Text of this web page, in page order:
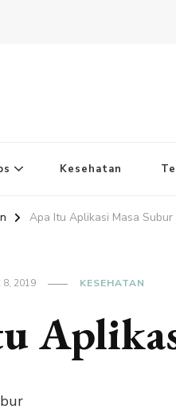
Kesehatan
Apa Itu Aplikasi Masa Subur
8, 2019 KESEHATAN